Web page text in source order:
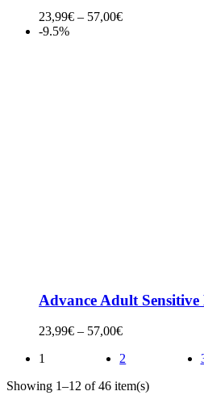
23,99€ – 57,00€
-9.5%
Advance Adult
23,99€ – 57,00€
1
2
Showing 1–12 of 46 item(s)